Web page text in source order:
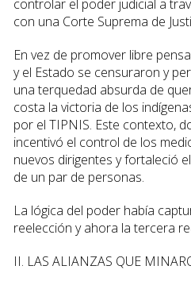
controlar el poder judicial a
con una Corte Suprema de
En vez de promover libre
y el Estado se censuraron y
una terquedad absurda de
costa la victoria de los
por el TIPNIS. Este contexto,
incentivó el control de los
nuevos dirigentes y fortaleció
de un par de personas.
La lógica del poder había
reelección y ahora la tercera
II. LAS ALIANZAS QUE